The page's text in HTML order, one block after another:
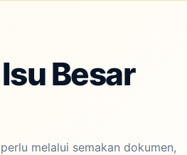
Besar
melalui semakan dokumen,